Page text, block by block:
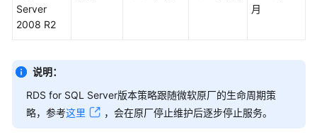
最
佳
践
性
能
白
Server
2008 R2
月
说明：
RDS for SQL Server版本策略跟随微软原厂的生命周期策
略，参考这里 ，会在原厂停止维护后逐步停止服务。